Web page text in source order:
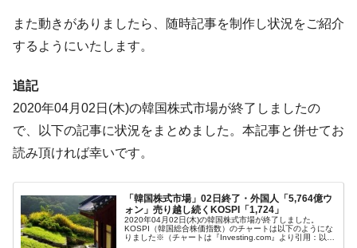
業績「史上最高益」当期純利益は前年同期比13.4倍に。
『Money1』
韓国･加徳島新国際空港「またも暗礁」の危
『Money1』
日(水)もサイドカー・サーキットブレイカーの二段コンボ
発動！
『Money1』
IT産業は人を雇用する効果は低い。全産業の
Fact1
日本の誇る海洋資源調査船『白嶺』は先進技術の
塊！
Fact1
夏の甲子園、優勝校を最も多く輩出している都道
また動きがありましたら、随時記事を制作し状況をご紹介
するようにいたします。
追記
2020年04月02日(木)の韓国株式市場が終了しましたの
で、以下の記事に状況をまとめました。本記事と併せてお
読み頂ければ幸いです。
「韓国株式市場」02日終了・外国人「5,764億ウ
ォン」売り越し続くKOSPI「1,724」
2020年04月02日(木)の韓国株式市場が終了しました。
KOSPI（韓国総合株価指数）のチャートは以下のようにな
りました※（チャートは『Investing.com』より引用：以下